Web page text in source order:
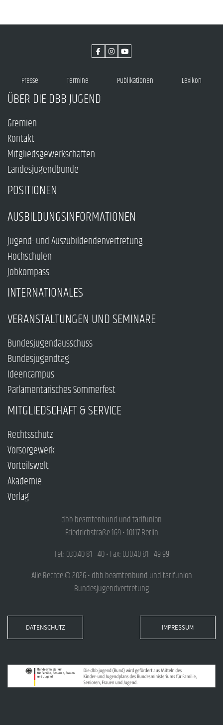
Presse Termine Publikationen Lexikon
ÜBER DIE DBB JUGEND
Gremien
Kontakt
Mitgliedsgewerkschaften
Landesjugendbünde
POSITIONEN
AUSBILDUNGSINFORMATIONEN
Jugend- und Auszubildendenvertretung
Hochschulen
Jobkompass
INTERNATIONALES
VERANSTALTUNGEN UND SEMINARE
Bundesjugendausschuss
Bundesjugendtag
Ideencampus
Parlamentarisches Sommerfest
MITGLIEDSCHAFT & SERVICE
Rechtsschutz
Vorsorgewerk
Vorteilswelt
Akademie
Verlag
dbb beamtenbund und tarifunion
Friedrichstraße 169 • 10117 Berlin
Tel.: 030.40 81 - 40 • Fax: 030.40 81 - 49 99
Alle Rechte © 2026 • dbb beamtenbund und tarifunion
Bundesjugendvertretung
DATENSCHUTZ IMPRESSUM